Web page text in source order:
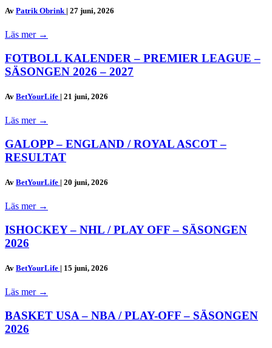
Av Patrik Obrink | 27 juni, 2026
Läs mer →
FOTBOLL KALENDER – PREMIER LEAGUE –
SÄSONGEN 2026 – 2027
Av BetYourLife | 21 juni, 2026
Läs mer →
GALOPP – ENGLAND / ROYAL ASCOT –
RESULTAT
Av BetYourLife | 20 juni, 2026
Läs mer →
ISHOCKEY – NHL / PLAY OFF – SÄSONGEN
2026
Av BetYourLife | 15 juni, 2026
Läs mer →
BASKET USA – NBA / PLAY-OFF – SÄSONGEN
2026